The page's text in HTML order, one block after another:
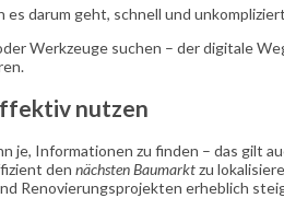
darum geht, schnell und
Werkzeuge suchen – der digitale
nutzen
je, Informationen zu finden – das gilt
den nächsten Baumarktzu
Renovierungsprojekten erheblich